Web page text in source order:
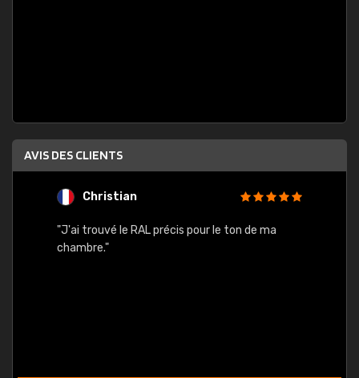
AVIS DES CLIENTS
Christian
"J'ai trouvé le RAL précis pour le ton de ma
chambre."